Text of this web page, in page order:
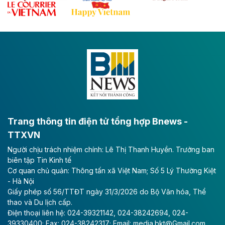
Đề xuất đầu tư 11.500 tỷ đồng xây dựng cao
tốc CT.11 qua Ninh Bình
Đông A dài khoảng 25,1 km được kỳ vọng sẽ tạo động
lực phát triển kinh tế - xã hội khu vực phía Nam đồng
Long Thành
Tổng công ty Cảng hàng không Việt Nam - CTCP
(ACV) vừa lập kỷ lục mới về lợi nhuận trong quý
II/2026.
Theo baodautu.vn
Vinaconex lập đỉnh doanh thu
Tổng CTCP Xuất nhập khẩu và Xây dựng Việt Nam
Trang thông tin điện tử tổng hợp Bnews -
TTXVN
Người chịu trách nhiệm chính: Lê Thị Thanh Huyền. Trưởng ban
biên tập Tin Kinh tế
Cơ quan chủ quản: Thông tấn xã Việt Nam; Số 5 Lý Thường Kiệt
- Hà Nội
Giấy phép số 56/TTĐT ngày 31/3/2026 do Bộ Văn hóa, Thể
thao và Du lịch cấp.
Điện thoại liên hệ: 024-39321142, 024-38242694, 024-
39330400; Fax: 024-38242317; Email: media.bkt@Gmail.com